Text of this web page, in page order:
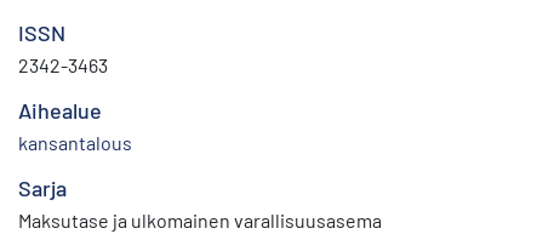
ISSN
2342-3463
Aihealue
kansantalous
Sarja
Maksutase ja ulkomainen varallisuusasema